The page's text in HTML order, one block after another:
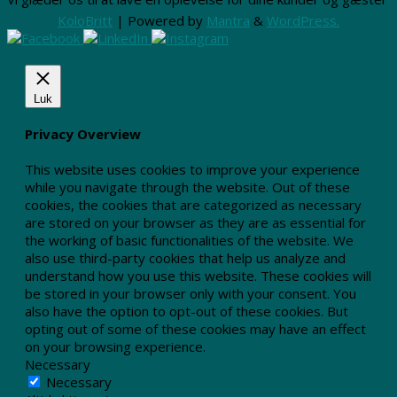
KoloBritt | Powered by Mantra & WordPress.
Luk
Privacy Overview
This website uses cookies to improve your experience
while you navigate through the website. Out of these
cookies, the cookies that are categorized as necessary
are stored on your browser as they are as essential for
the working of basic functionalities of the website. We
also use third-party cookies that help us analyze and
understand how you use this website. These cookies will
be stored in your browser only with your consent. You
also have the option to opt-out of these cookies. But
opting out of some of these cookies may have an effect
on your browsing experience.
Necessary
Necessary